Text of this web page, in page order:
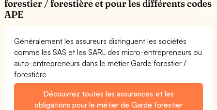
forestier / forestière et pour les différents codes
APE
Généralement les assureurs distinguent les sociétés
comme les SAS et les SARL des micro-entrepreneurs ou
auto-entrepreneurs dans le métier Garde forestier /
forestière
Découvrez toutes les assurances et les
obligations pour le métier de Garde forestier